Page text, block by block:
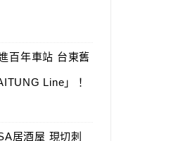
百年車站 台東舊
Line」！
居酒屋 現切刺